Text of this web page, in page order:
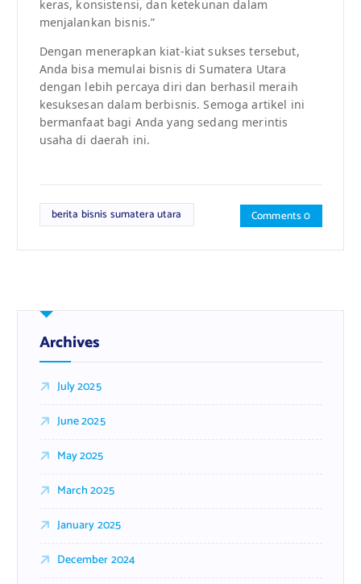
keras, konsistensi, dan ketekunan dalam
menjalankan bisnis.”
Dengan menerapkan kiat-kiat sukses tersebut,
Anda bisa memulai bisnis di Sumatera Utara
dengan lebih percaya diri dan berhasil meraih
kesuksesan dalam berbisnis. Semoga artikel ini
bermanfaat bagi Anda yang sedang merintis
usaha di daerah ini.
berita bisnis sumatera utara Comments 0
Archives
July 2025
June 2025
May 2025
March 2025
January 2025
December 2024